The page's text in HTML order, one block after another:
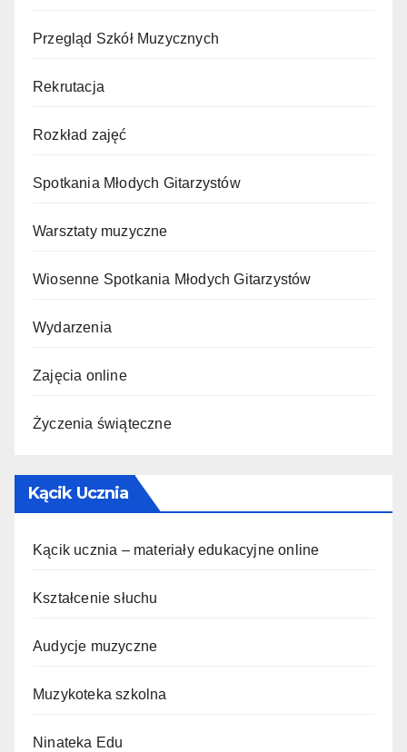
Przegląd Szkół Muzycznych
Rekrutacja
Rozkład zajęć
Spotkania Młodych Gitarzystów
Warsztaty muzyczne
Wiosenne Spotkania Młodych Gitarzystów
Wydarzenia
Zajęcia online
Życzenia świąteczne
Kącik Ucznia
Kącik ucznia – materiały edukacyjne online
Kształcenie słuchu
Audycje muzyczne
Muzykoteka szkolna
Ninateka Edu